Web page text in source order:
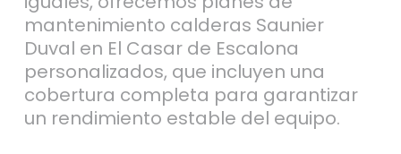
mantenimiento calderas Saunier
Duval en El Casar de Escalona
personalizados, que incluyen una
cobertura completa para garantizar
un rendimiento estable del equipo.